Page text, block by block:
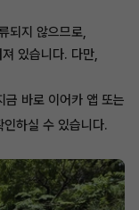
되지 않으므로,
있습니다. 다만,
금 바로 이어카 앱 또는
인하실 수 있습니다.